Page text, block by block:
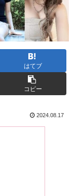
はてブ
コピー
2024.08.17